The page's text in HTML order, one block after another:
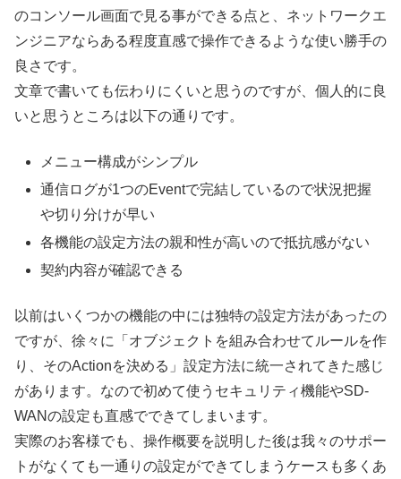
のコンソール画面で見る事ができる点と、ネットワークエ
ンジニアならある程度直感で操作できるような使い勝手の
良さです。
文章で書いても伝わりにくいと思うのですが、個人的に良
いと思うところは以下の通りです。
メニュー構成がシンプル
通信ログが1つのEventで完結しているので状況把握
や切り分けが早い
各機能の設定方法の親和性が高いので抵抗感がない
契約内容が確認できる
以前はいくつかの機能の中には独特の設定方法があったの
ですが、徐々に「オブジェクトを組み合わせてルールを作
り、そのActionを決める」設定方法に統一されてきた感じ
があります。なので初めて使うセキュリティ機能やSD-
WANの設定も直感でできてしまいます。
実際のお客様でも、操作概要を説明した後は我々のサポー
トがなくても一通りの設定ができてしまうケースも多くあ